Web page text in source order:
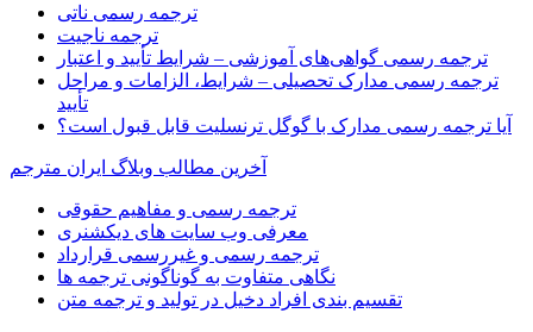
ترجمه رسمی ناتی
ترجمه ناجیت
ترجمه رسمی گواهی‌های آموزشی – شرایط تأیید و اعتبار
ترجمه رسمی مدارک تحصیلی – شرایط، الزامات و مراحل
تأیید
آیا ترجمه رسمی مدارک با گوگل ترنسلیت قابل قبول است؟
آخرین مطالب وبلاگ ایران مترجم
ترجمه رسمی و مفاهیم حقوقی
معرفی وب سایت های دیکشنری
ترجمه رسمی و غیررسمی قرارداد
نگاهی متفاوت به گوناگونی ترجمه ها
تقسیم بندی افراد دخیل در تولید و ترجمه متن